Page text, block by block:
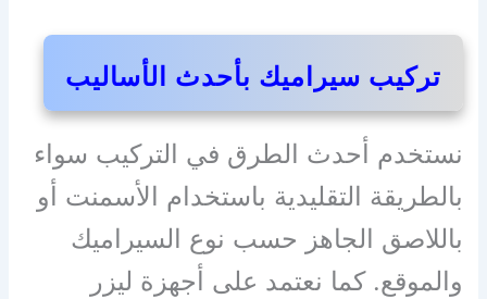
تركيب سيراميك بأحدث الأساليب
نستخدم أحدث الطرق في التركيب سواء
بالطريقة التقليدية باستخدام الأسمنت أو
باللاصق الجاهز حسب نوع السيراميك
والموقع. كما نعتمد على أجهزة ليزر